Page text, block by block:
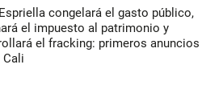
congelará el gasto público,
el impuesto al patrimonio y
el fracking: primeros anuncios
Cali